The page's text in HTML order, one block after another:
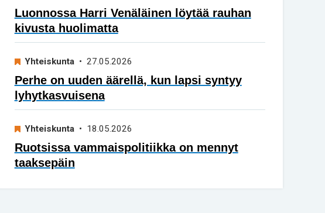
Luonnossa Harri Venäläinen löytää rauhan
kivusta huolimatta
Yhteiskunta• 27.05.2026
Perhe on uuden äärellä, kun lapsi syntyy
lyhytkasvuisena
Yhteiskunta• 18.05.2026
Ruotsissa vammaispolitiikka on mennyt
taaksepäin